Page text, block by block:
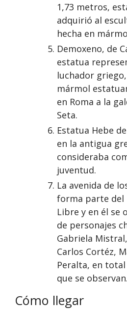
1,73 metros,
adquirió al
hecha en
Demoxeno, de
estatua
luchador
mármol
en Roma a la
Seta.
Estatua Hebe
en la antigua
consideraba
juventud.
La avenida de
forma parte del
Libre y en él se
de personajes
Gabriela
Carlos Cortéz,
Peralta, en
que se observan.
Cómo llegar